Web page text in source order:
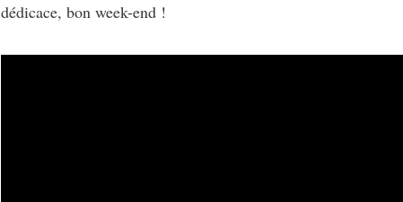
dédicace, bon week-end !